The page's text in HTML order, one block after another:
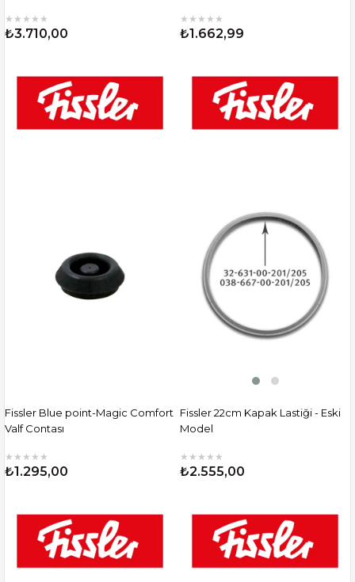
★ ★ ★ ★ ★
₺3.710,00
★ ★ ★ ★ ★
₺1.662,99
Fissler Blue point-Magic Comfort
Valf Contası
★ ★ ★ ★ ★
₺1.295,00
Fissler 22cm Kapak Lastiği - Eski
Model
★ ★ ★ ★ ★
₺2.555,00